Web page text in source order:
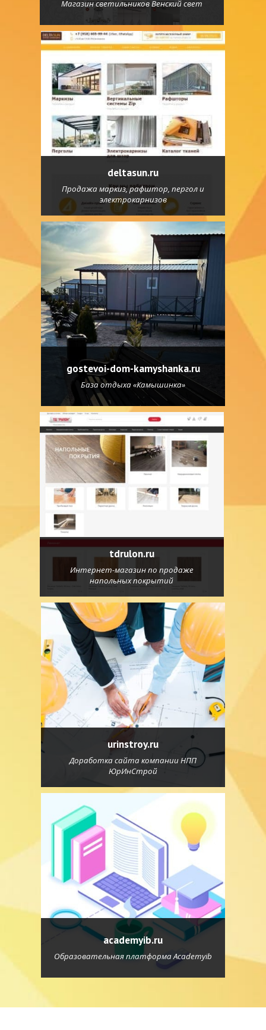
Магазин светильников Венский свет
deltasun.ru
Продажа маркиз, рафштор, пергол и
электрокарнизов
gostevoi-dom-kamyshanka.ru
База отдыха «Камышинка»
tdrulon.ru
Интернет-магазин по продаже
напольных покрытий
urinstroy.ru
Доработка сайта компании НПП
ЮрИнСтрой
academyib.ru
Образовательная платформа Academyib